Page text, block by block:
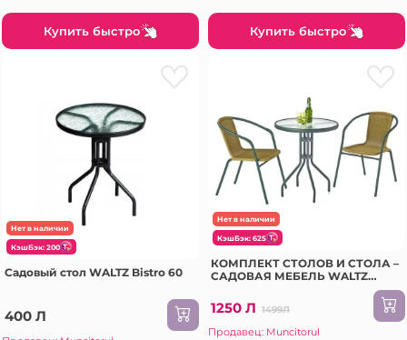
Купить быстро Купить быстро
Нет в наличии
КэшБэк: 200
Садовый стол WALTZ Bistro 60
400 Л
Нет в наличии
КэшБэк: 625
КОМПЛЕКТ СТОЛОВ И СТОЛА –
САДОВАЯ МЕБЕЛЬ WALTZ
1250 Л 1499Л
Продавец: Muncitorul